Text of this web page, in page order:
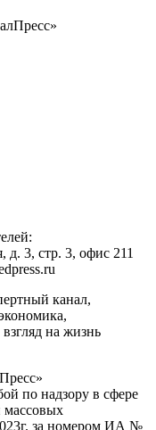
д. 3, стр. 3, офис 211
канал,
на жизнь
по надзору в сфере
массовых
за номером ИА №